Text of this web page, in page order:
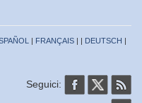
| FRANÇAIS | | DEUTSCH |
Seguici: